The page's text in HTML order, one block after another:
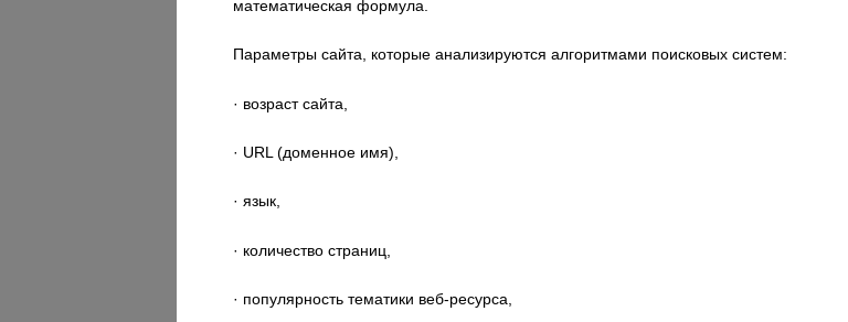
математическая формула.
Параметры сайта, которые анализируются алгоритмами поисковых систем:
· возраст сайта,
· URL (доменное имя),
· язык,
· количество страниц,
· популярность тематики веб-ресурса,